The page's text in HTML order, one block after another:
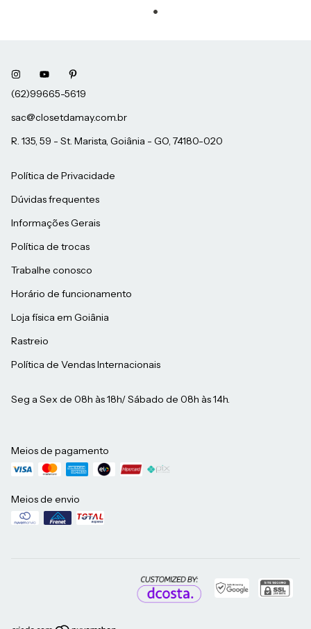
sac@closetdamay.com.br
R. 135, 59 - St. Marista, Goiânia - GO, 74180-020
Política de Privacidade
Dúvidas frequentes
Informações Gerais
Política de trocas
Trabalhe conosco
Horário de funcionamento
Loja física em Goiânia
Rastreio
Política de Vendas Internacionais
Seg a Sex de 08h às 18h/ Sábado de 08h às 14h.
Meios de pagamento
Meios de envio